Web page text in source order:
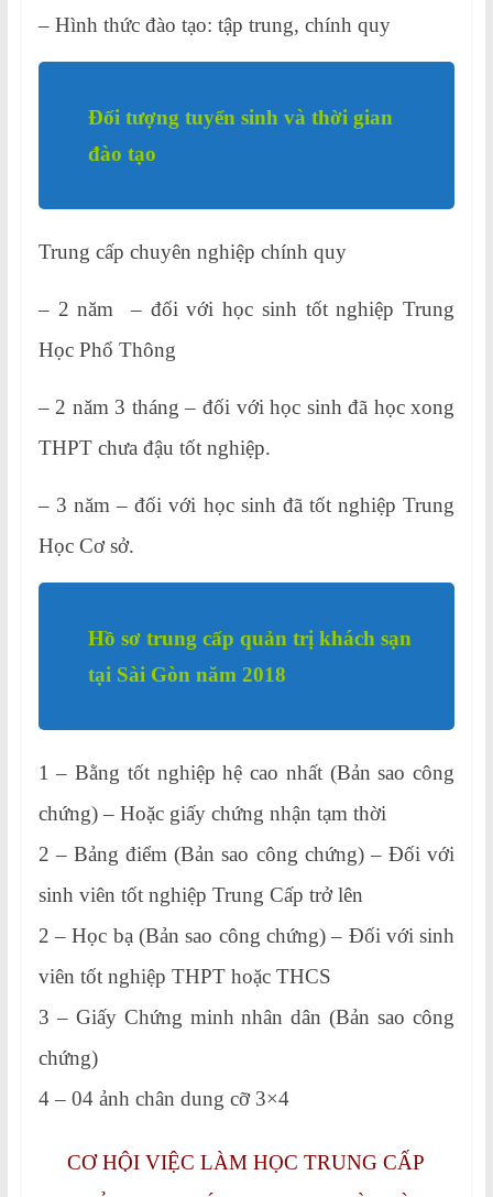
– Hình thức đào tạo: tập trung, chính quy
Đối tượng tuyển sinh và thời gian
đào tạo
Trung cấp chuyên nghiệp chính quy
– 2 năm – đối với học sinh tốt nghiệp Trung
Học Phổ Thông
– 2 năm 3 tháng – đối với học sinh đã học xong
THPT chưa đậu tốt nghiệp.
– 3 năm – đối với học sinh đã tốt nghiệp Trung
Học Cơ sở.
Hồ sơ trung cấp quản trị khách sạn
tại Sài Gòn năm 2018
1 – Bằng tốt nghiệp hệ cao nhất (Bản sao công
chứng) – Hoặc giấy chứng nhận tạm thời
2 – Bảng điểm (Bản sao công chứng) – Đối với
sinh viên tốt nghiệp Trung Cấp trở lên
2 – Học bạ (Bản sao công chứng) – Đối với sinh
viên tốt nghiệp THPT hoặc THCS
3 – Giấy Chứng minh nhân dân (Bản sao công
chứng)
4 – 04 ảnh chân dung cỡ 3×4
CƠ HỘI VIỆC LÀM HỌC TRUNG CẤP